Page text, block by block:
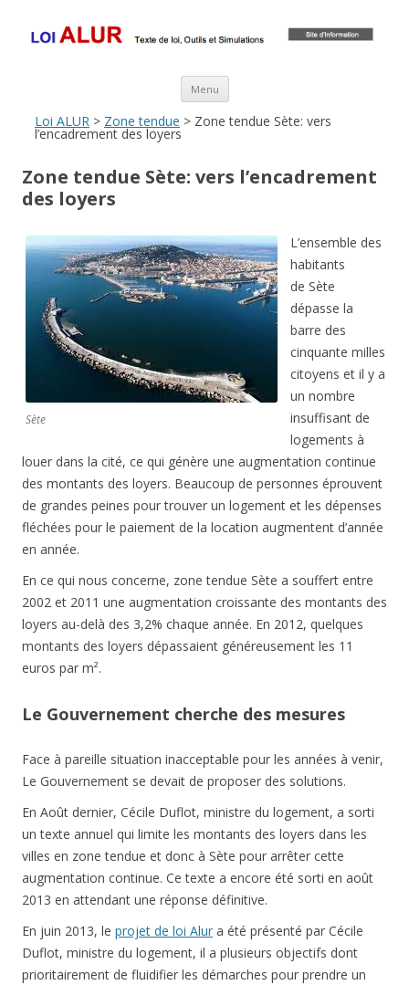
Loi ALUR
ALUR
Menu Aller au contenu principal
Loi ALUR > Zone tendue > Zone tendue Sète: vers
l’encadrement des loyers
Zone tendue Sète: vers l’encadrement
des loyers
Sète
L’ensemble des
habitants
de Sète
dépasse la
barre des
cinquante milles
citoyens et il y a
un nombre
insuffisant de
logements à
louer dans la cité, ce qui génère une augmentation continue
des montants des loyers. Beaucoup de personnes éprouvent
de grandes peines pour trouver un logement et les dépenses
fléchées pour le paiement de la location augmentent d’année
en année.
En ce qui nous concerne, zone tendue Sète a souffert entre
2002 et 2011 une augmentation croissante des montants des
loyers au-delà des 3,2% chaque année. En 2012, quelques
montants des loyers dépassaient généreusement les 11
euros par m².
Le Gouvernement cherche des mesures
Face à pareille situation inacceptable pour les années à venir,
Le Gouvernement se devait de proposer des solutions.
En Août dernier, Cécile Duflot, ministre du logement, a sorti
un texte annuel qui limite les montants des loyers dans les
villes en zone tendue et donc à Sète pour arrêter cette
augmentation continue. Ce texte a encore été sorti en août
2013 en attendant une réponse définitive.
En juin 2013, le projet de loi Alur a été présenté par Cécile
Duflot, ministre du logement, il a plusieurs objectifs dont
prioritairement de fluidifier les démarches pour prendre un